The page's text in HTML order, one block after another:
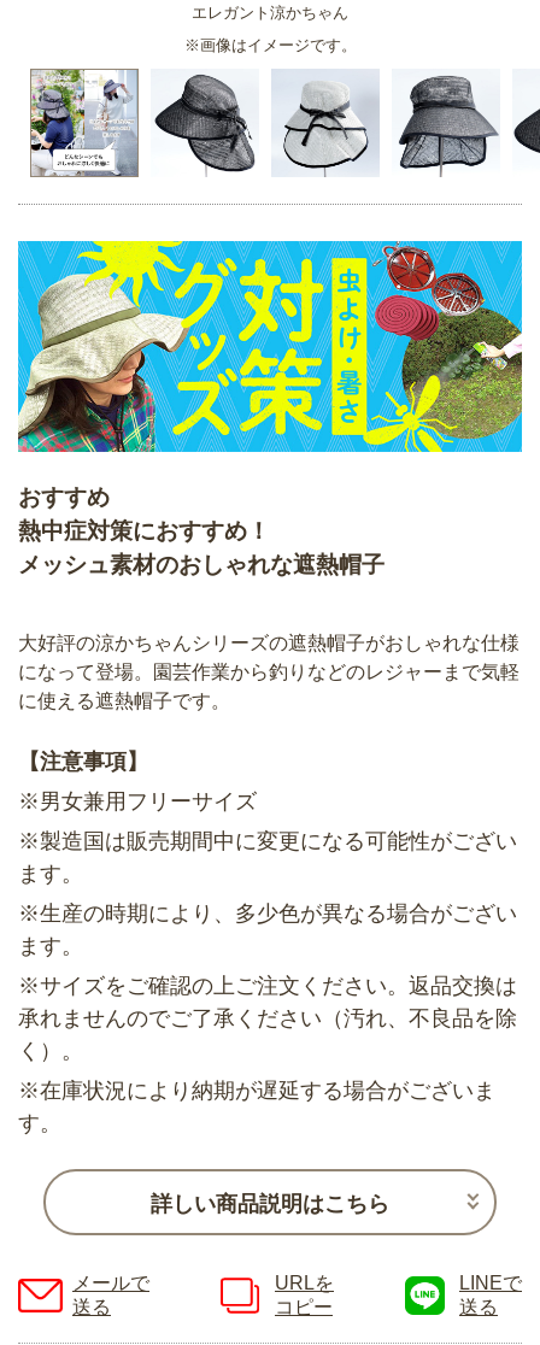
エレガント涼かちゃん
※画像はイメージです。
おすすめ
熱中症対策におすすめ！
メッシュ素材のおしゃれな遮熱帽子
大好評の涼かちゃんシリーズの遮熱帽子がおしゃれな仕様
になって登場。園芸作業から釣りなどのレジャーまで気軽
に使える遮熱帽子です。
【注意事項】
※男女兼用フリーサイズ
※製造国は販売期間中に変更になる可能性がござい
ます。
※生産の時期により、多少色が異なる場合がござい
ます。
※サイズをご確認の上ご注文ください。返品交換は
承れませんのでご了承ください（汚れ、不良品を除
く）。
※在庫状況により納期が遅延する場合がございま
す。
詳しい商品説明はこちら
メールで
送る
URLを
コピー
LINEで
送る